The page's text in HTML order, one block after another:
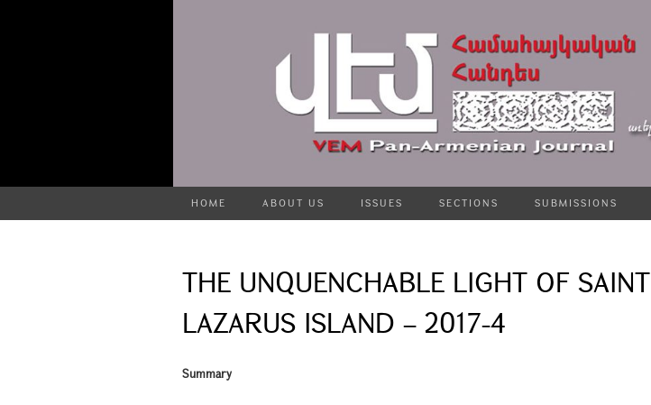
HOME ABOUT US ISSUES SECTIONS SUBMISSIONS
THE UNQUENCHABLE LIGHT OF SAINT
LAZARUS ISLAND – 2017-4
Summary